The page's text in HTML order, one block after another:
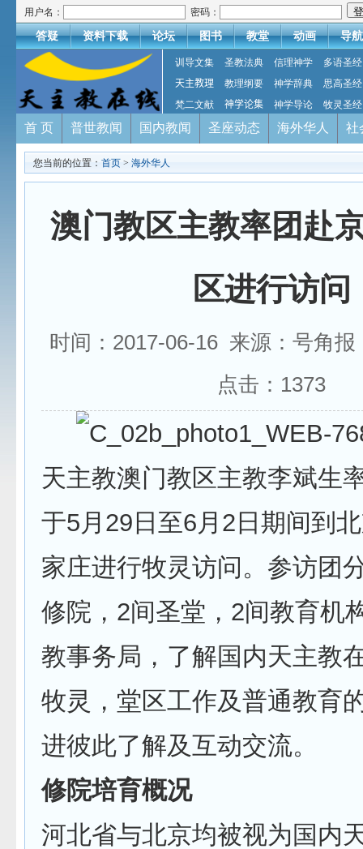
用户名： 密码：
答疑 资料下载 论坛 图书 教堂 动画 导航
训导文集 圣教法典 信理神学
多语圣经
天主教理
教理纲要 神学辞典
思高圣经
梵二文献
神学论集 神学导论 牧灵圣经
首 页 普世教闻 国内教闻 圣座动态 海外华人 社
您当前的位置： 首页 > 海外华人
澳门教区主教率团赴
区进行访问
时间：2017-06-16 来源：号角
点击： 1373
天主教澳门教区主教李斌生
于5月29日至6月2日期间到
家庄进行牧灵访问。参访团
修院，2间圣堂，2间教育机
教事务局，了解国内天主教
牧灵，堂区工作及普通教育
进彼此了解及互动交流。
修院培育概况
河北省与北京均被视为国内